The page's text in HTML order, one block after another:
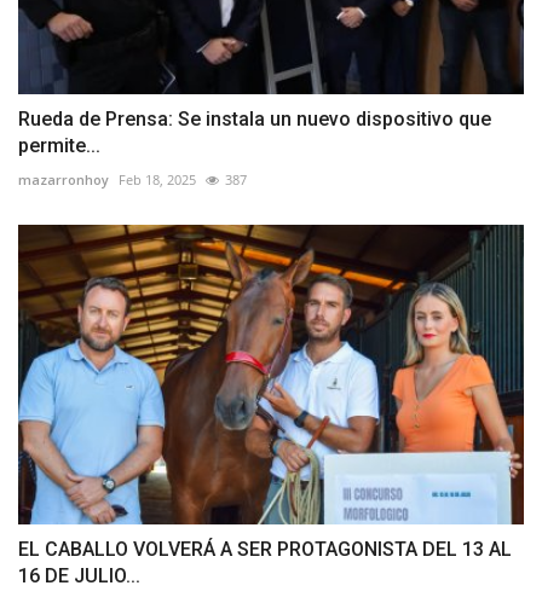
Rueda de Prensa: Se instala un nuevo dispositivo que
permite...
mazarronhoy Feb 18, 2025 387
EL CABALLO VOLVERÁ A SER PROTAGONISTA DEL 13 AL
16 DE JULIO...